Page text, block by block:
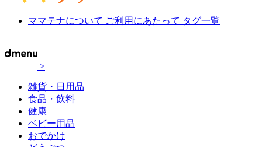
ママテナについて ご利用にあたって タグ一覧
>
雑貨・日用品
食品・飲料
健康
ベビー用品
おでかけ